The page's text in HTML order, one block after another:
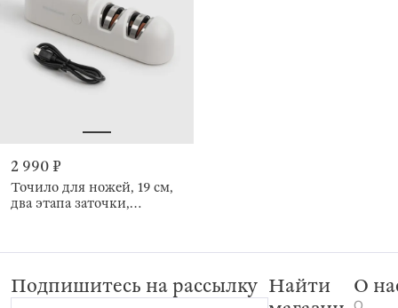
2 990 ₽
Точило для ножей, 19 см,
два этапа заточки,
kitchen
Подпишитесь на рассылку Найти
О